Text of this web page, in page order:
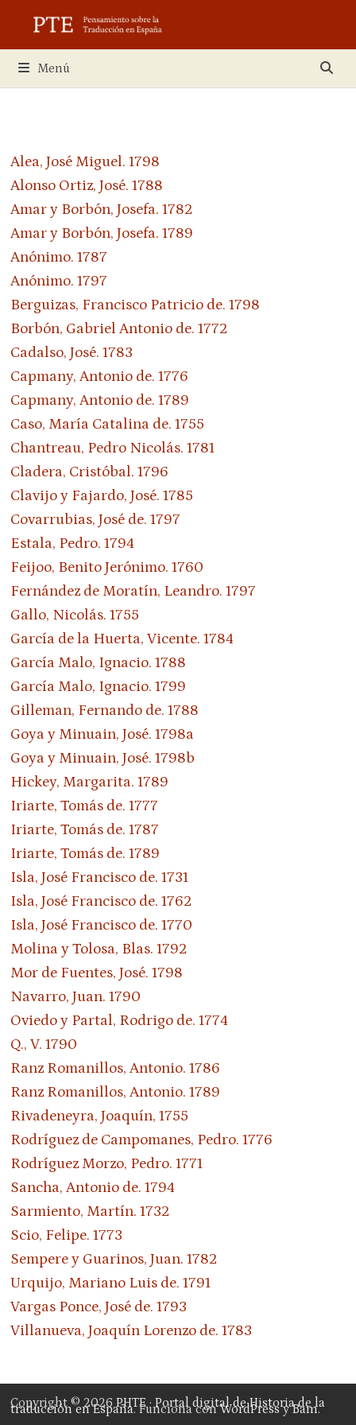
contenido
Menú
Alea, José Miguel. 1798
Alonso Ortiz, José. 1788
Amar y Borbón, Josefa. 1782
Amar y Borbón, Josefa. 1789
Anónimo. 1787
Anónimo. 1797
Berguizas, Francisco Patricio de. 1798
Borbón, Gabriel Antonio de. 1772
Cadalso, José. 1783
Capmany, Antonio de. 1776
Capmany, Antonio de. 1789
Caso, María Catalina de. 1755
Chantreau, Pedro Nicolás. 1781
Cladera, Cristóbal. 1796
Clavijo y Fajardo, José. 1785
Covarrubias, José de. 1797
Estala, Pedro. 1794
Feijoo, Benito Jerónimo. 1760
Fernández de Moratín, Leandro. 1797
Gallo, Nicolás. 1755
García de la Huerta, Vicente. 1784
García Malo, Ignacio. 1788
García Malo, Ignacio. 1799
Gilleman, Fernando de. 1788
Goya y Minuain, José. 1798a
Goya y Minuain, José. 1798b
Hickey, Margarita. 1789
Iriarte, Tomás de. 1777
Iriarte, Tomás de. 1787
Iriarte, Tomás de. 1789
Isla, José Francisco de. 1731
Isla, José Francisco de. 1762
Isla, José Francisco de. 1770
Molina y Tolosa, Blas. 1792
Mor de Fuentes, José. 1798
Navarro, Juan. 1790
Oviedo y Partal, Rodrigo de. 1774
Q., V. 1790
Ranz Romanillos, Antonio. 1786
Ranz Romanillos, Antonio. 1789
Rivadeneyra, Joaquín, 1755
Rodríguez de Campomanes, Pedro. 1776
Rodríguez Morzo, Pedro. 1771
Sancha, Antonio de. 1794
Sarmiento, Martín. 1732
Scio, Felipe. 1773
Sempere y Guarinos, Juan. 1782
Urquijo, Mariano Luis de. 1791
Vargas Ponce, José de. 1793
Villanueva, Joaquín Lorenzo de. 1783
Copyright © 2026PHTE · Portal digital de Historia de la
traducción en España. Funciona conWordPressyBam.